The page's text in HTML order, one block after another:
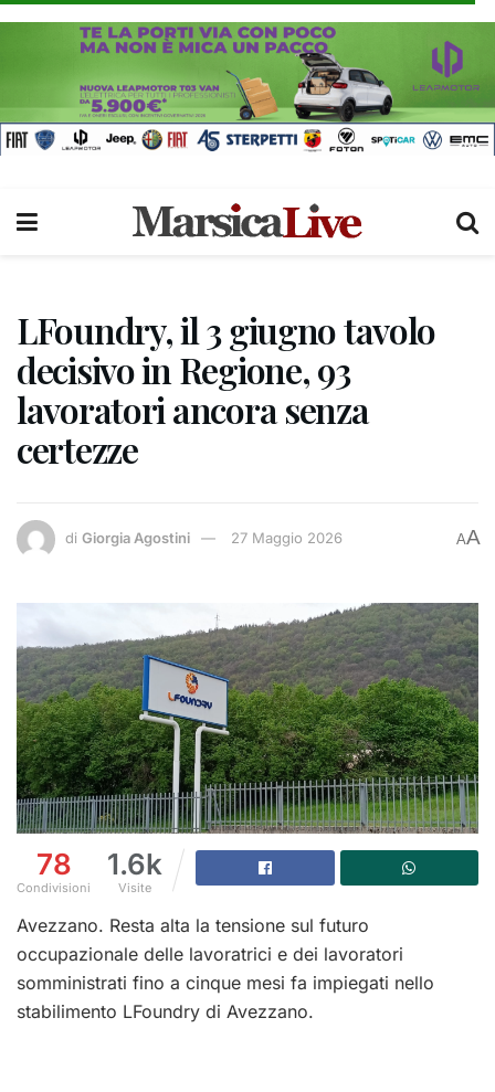
LFoundry, il 3 giugno tavolo
decisivo in Regione, 93
lavoratori ancora senza
certezze
di Giorgia Agostini 27 Maggio 2026 AA
78
Condivisioni
1.6k
Visite
Avezzano. Resta alta la tensione sul futuro
occupazionale delle lavoratrici e dei lavoratori
somministrati fino a cinque mesi fa impiegati nello
stabilimento LFoundry di Avezzano.